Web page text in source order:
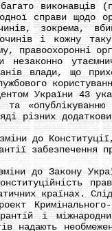
виконавців
справи щодо
зокрема,
і кожну
правоохоронні
влади, що
України 43
різних
до
до Закону
країнах.
і
надають